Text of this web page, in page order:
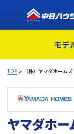
モデ
TOP （株）ヤマダホームズ
ヤマダホー